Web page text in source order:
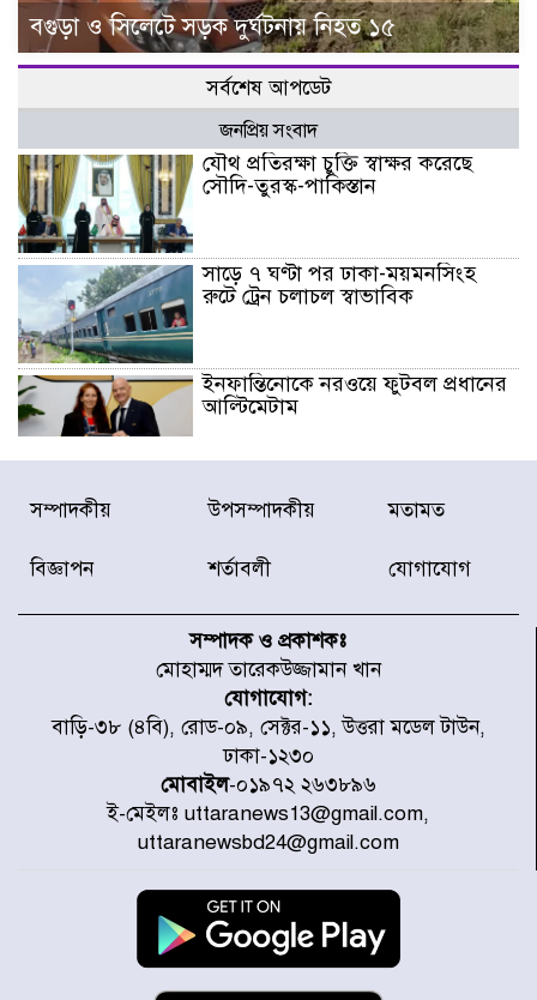
বগুড়া ও সিলেটে সড়ক দুর্ঘটনায় নিহত ১৫
সর্বশেষ আপডেট
জনপ্রিয় সংবাদ
যৌথ প্রতিরক্ষা চুক্তি স্বাক্ষর করেছে
সৌদি-তুরস্ক-পাকিস্তান
সাড়ে ৭ ঘণ্টা পর ঢাকা-ময়মনসিংহ
রুটে ট্রেন চলাচল স্বাভাবিক
ইনফান্তিনোকে নরওয়ে ফুটবল প্রধানের
আল্টিমেটাম
দেশে ভারি বৃষ্টির সতর্কবার্তা, ১০
জেলায় বন্যার পূর্বাভাস
স্থাপনের উদ্যোগ চান মিয়া ব্যাপারীর
৭ জেলায় ঝোড়ো হাওয়াসহ বজ্রবৃষ্টির
শঙ্কা
বগুড়া ও সিলেটে সড়ক দুর্ঘটনায় নিহত
১৫
জুলাইয়ে দেশজুড়ে ৪৫৮টি সড়ক
দুর্ঘটনায় ৪১৬ জন নিহত হয়েছেন
সম্পাদকীয় উপসম্পাদকীয় মতামত
বিজ্ঞাপন শর্তাবলী যোগাযোগ
সম্পাদক ও প্রকাশকঃ
মোহাম্মদ তারেকউজ্জামান খান
যোগাযোগ:
বাড়ি-৩৮ (৪বি), রোড-০৯, সেক্টর-১১, উত্তরা মডেল টাউন,
ঢাকা-১২৩০
মোবাইল-০১৯৭২ ২৬৩৮৯৬
ই-মেইলঃ uttaranews13@gmail.com,
uttaranewsbd24@gmail.com